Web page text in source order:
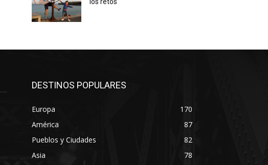
DESTINOS POPULARES
Europa
170
América
87
Pueblos y Ciudades
82
Asia
78